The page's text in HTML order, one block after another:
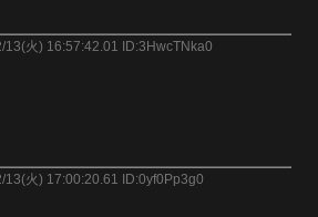
13(火) 16:57:42.01 ID:3HwcTNka0
13(火) 17:00:20.61 ID:0yf0Pp3g0